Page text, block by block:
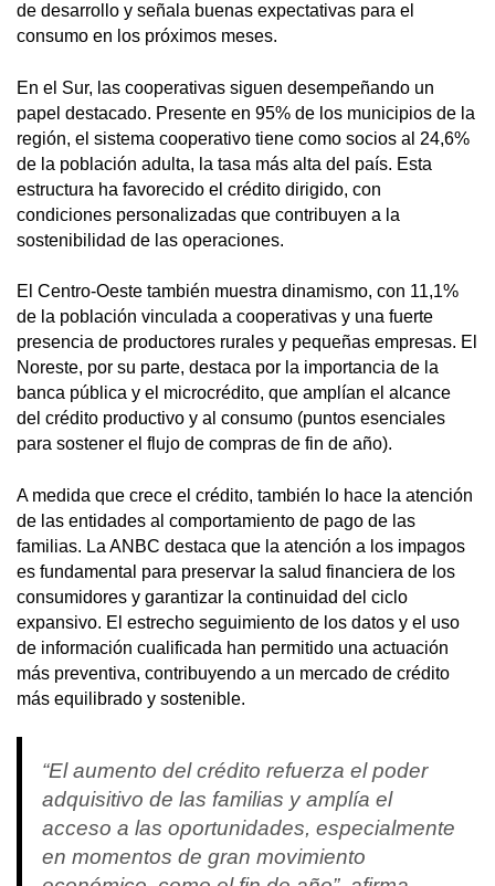
de desarrollo y señala buenas expectativas para el
consumo en los próximos meses.
En el Sur, las cooperativas siguen desempeñando un
papel destacado. Presente en 95% de los municipios de la
región, el sistema cooperativo tiene como socios al 24,6%
de la población adulta, la tasa más alta del país. Esta
estructura ha favorecido el crédito dirigido, con
condiciones personalizadas que contribuyen a la
sostenibilidad de las operaciones.
El Centro-Oeste también muestra dinamismo, con 11,1%
de la población vinculada a cooperativas y una fuerte
presencia de productores rurales y pequeñas empresas. El
Noreste, por su parte, destaca por la importancia de la
banca pública y el microcrédito, que amplían el alcance
del crédito productivo y al consumo (puntos esenciales
para sostener el flujo de compras de fin de año).
A medida que crece el crédito, también lo hace la atención
de las entidades al comportamiento de pago de las
familias. La ANBC destaca que la atención a los impagos
es fundamental para preservar la salud financiera de los
consumidores y garantizar la continuidad del ciclo
expansivo. El estrecho seguimiento de los datos y el uso
de información cualificada han permitido una actuación
más preventiva, contribuyendo a un mercado de crédito
más equilibrado y sostenible.
“El aumento del crédito refuerza el poder
adquisitivo de las familias y amplía el
acceso a las oportunidades, especialmente
en momentos de gran movimiento